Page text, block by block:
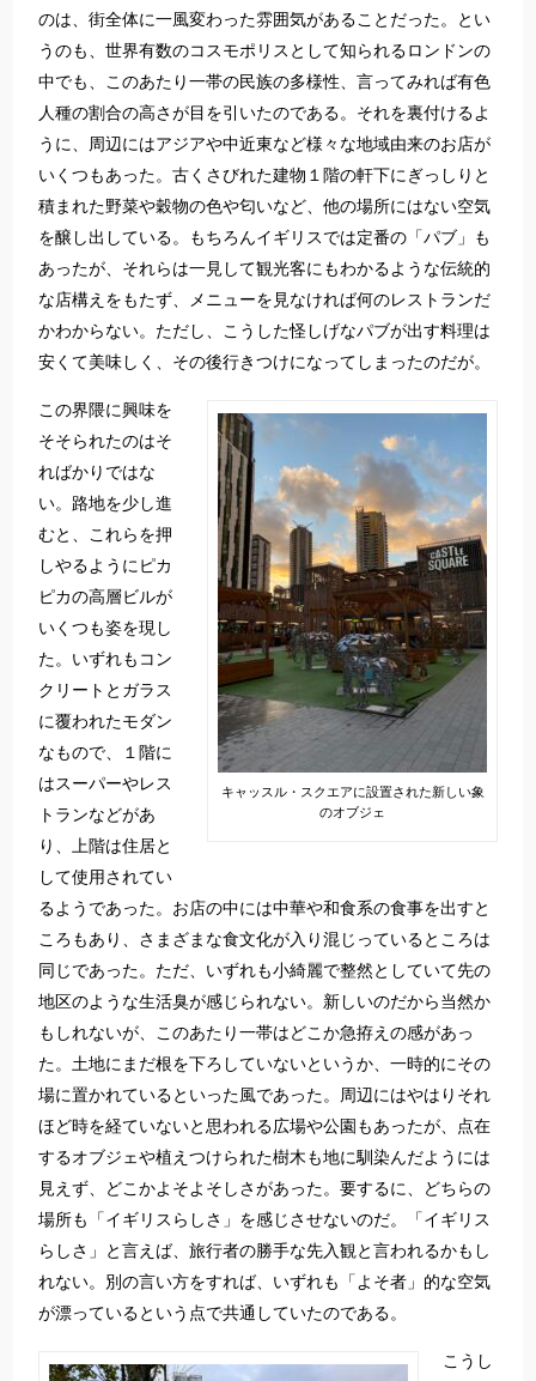
のは、街全体に一風変わった雰囲気があることだった。とい
うのも、世界有数のコスモポリスとして知られるロンドンの
中でも、このあたり一帯の民族の多様性、言ってみれば有色
人種の割合の高さが目を引いたのである。それを裏付けるよ
うに、周辺にはアジアや中近東など様々な地域由来のお店が
いくつもあった。古くさびれた建物１階の軒下にぎっしりと
積まれた野菜や穀物の色や匂いなど、他の場所にはない空気
を醸し出している。もちろんイギリスでは定番の「パブ」も
あったが、それらは一見して観光客にもわかるような伝統的
な店構えをもたず、メニューを見なければ何のレストランだ
かわからない。ただし、こうした怪しげなパブが出す料理は
安くて美味しく、その後行きつけになってしまったのだが。
キャッスル・スクエアに設置された新しい象
のオブジェ
この界隈に興味を
そそられたのはそ
ればかりではな
い。路地を少し進
むと、これらを押
しやるようにピカ
ピカの高層ビルが
いくつも姿を現し
た。いずれもコン
クリートとガラス
に覆われたモダン
なもので、１階に
はスーパーやレス
トランなどがあ
り、上階は住居と
して使用されてい
るようであった。お店の中には中華や和食系の食事を出すと
ころもあり、さまざまな食文化が入り混じっているところは
同じであった。ただ、いずれも小綺麗で整然としていて先の
地区のような生活臭が感じられない。新しいのだから当然か
もしれないが、このあたり一帯はどこか急拵えの感があっ
た。土地にまだ根を下ろしていないというか、一時的にその
場に置かれているといった風であった。周辺にはやはりそれ
ほど時を経ていないと思われる広場や公園もあったが、点在
するオブジェや植えつけられた樹木も地に馴染んだようには
見えず、どこかよそよそしさがあった。要するに、どちらの
場所も「イギリスらしさ」を感じさせないのだ。「イギリス
らしさ」と言えば、旅行者の勝手な先入観と言われるかもし
れない。別の言い方をすれば、いずれも「よそ者」的な空気
が漂っているという点で共通していたのである。
こうし